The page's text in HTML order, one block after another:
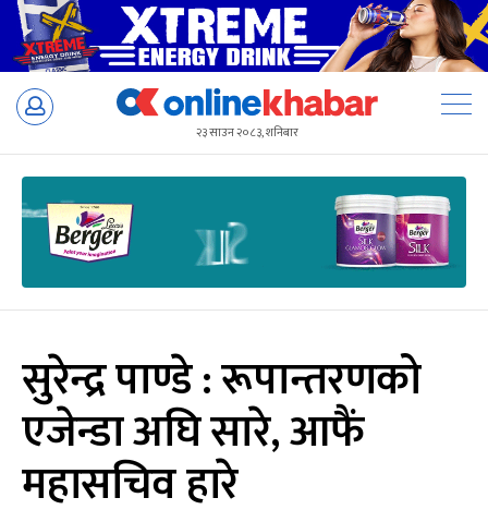
Skip
२३ साउन २०८३, शनिबार
सुरेन्द्र पाण्डे : रूपान्तरणको
एजेन्डा अघि सारे, आफैं
महासचिव हारे